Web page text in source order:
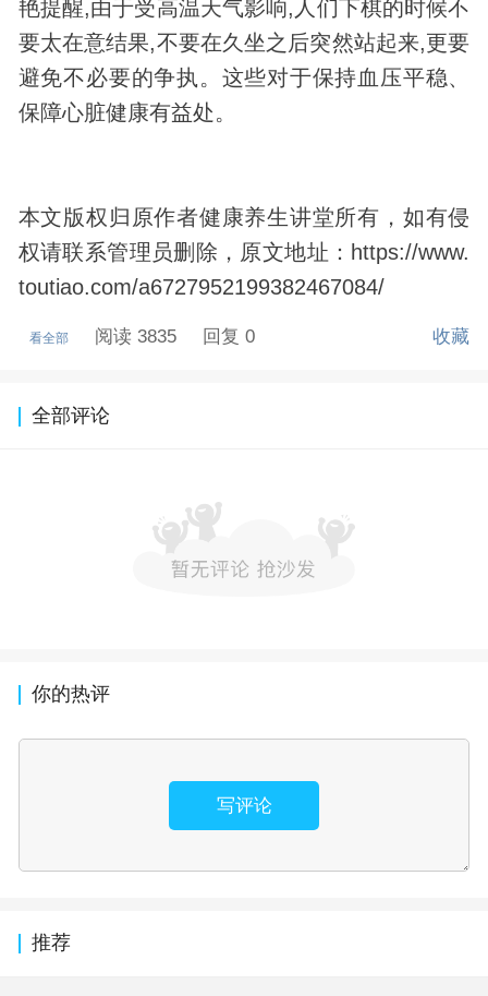
艳提醒,由于受高温天气影响,人们下棋的时候不
要太在意结果,不要在久坐之后突然站起来,更要
避免不必要的争执。这些对于保持血压平稳、
保障心脏健康有益处。
本文版权归原作者健康养生讲堂所有，如有侵
权请联系管理员删除，原文地址：https://www.
toutiao.com/a6727952199382467084/
看全部 阅读 3835 回复 0 收藏
全部评论
你的热评
写评论
推荐